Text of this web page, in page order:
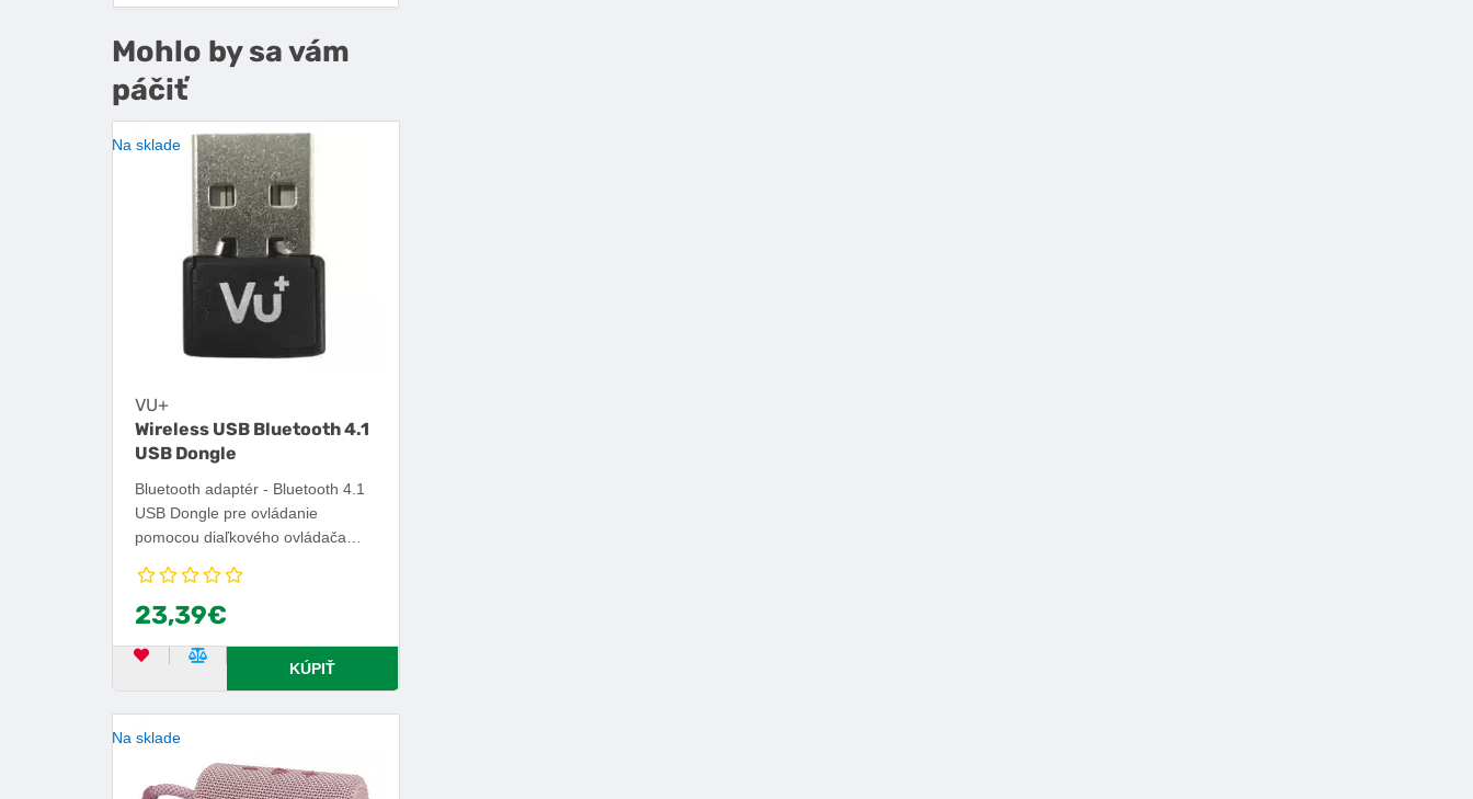
Mohlo by sa vám
páčiť
Na sklade
VU+
Wireless USB Bluetooth 4.1
USB Dongle
Bluetooth adaptér - Bluetooth 4.1
USB Dongle pre ovládanie
pomocou diaľkového ovládača
23,39€
OBĽÚBENÝ PRODUKT
POROVNAŤ PRODUKT
KÚPIŤ
Na sklade